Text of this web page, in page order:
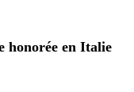
honorée en Italie